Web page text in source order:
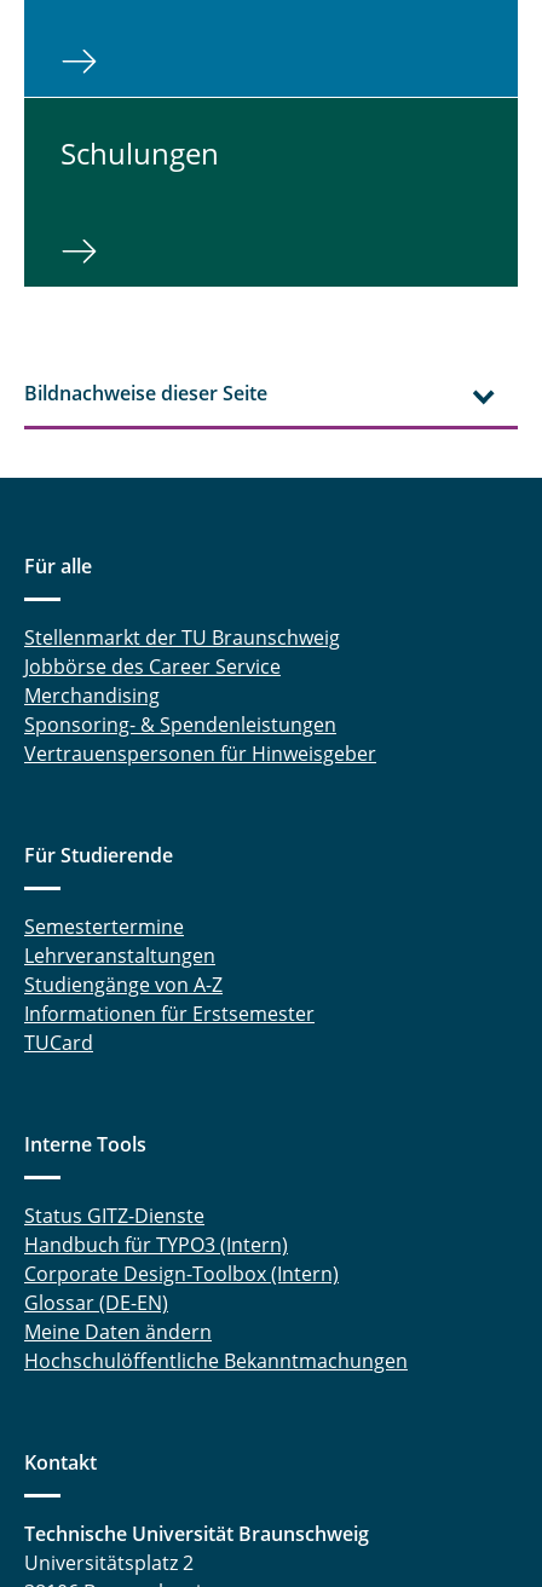
Schu­lun­gen
Bildnachweise dieser Seite
Für alle
Stellenmarkt der TU Braunschweig
Jobbörse des Career Service
Merchandising
Sponsoring- & Spendenleistungen
Vertrauenspersonen für Hinweisgeber
Für Studierende
Semestertermine
Lehrveranstaltungen
Studiengänge von A-Z
Informationen für Erstsemester
TUCard
Interne Tools
Status GITZ-Dienste
Handbuch für TYPO3 (Intern)
Corporate Design-Toolbox (Intern)
Glossar (DE-EN)
Meine Daten ändern
Hochschulöffentliche Bekanntmachungen
Kontakt
Technische Universität Braunschweig
Universitätsplatz 2